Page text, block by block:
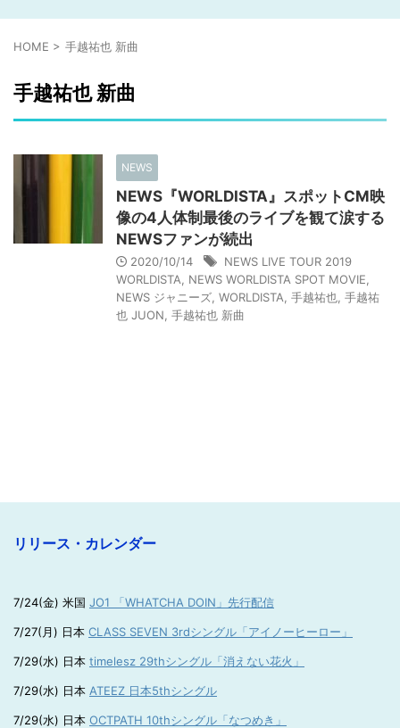
HOME > 手越祐也 新曲
手越祐也 新曲
NEWS
NEWS『WORLDISTA』スポットCM映
像の4人体制最後のライブを観て涙する
NEWSファンが続出
2020/10/14
NEWS LIVE TOUR 2019
WORLDISTA
NEWS WORLDISTA SPOT MOVIE
NEWS ジャニーズ WORLDISTA 手越祐也 手越祐
也 JUON 手越祐也 新曲
リリース・カレンダー
7/24(金) 米国 JO1 「WHATCHA DOIN」先行配信
7/27(月) 日本 CLASS SEVEN 3rdシングル「アイノーヒーロー」
7/29(水) 日本 timelesz 29thシングル「消えない花火」
7/29(水) 日本 ATEEZ 日本5thシングル
7/29(水) 日本 OCTPATH 10thシングル「なつめき」